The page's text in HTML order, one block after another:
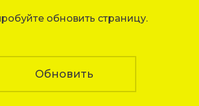
обновить страницу.
Обновить